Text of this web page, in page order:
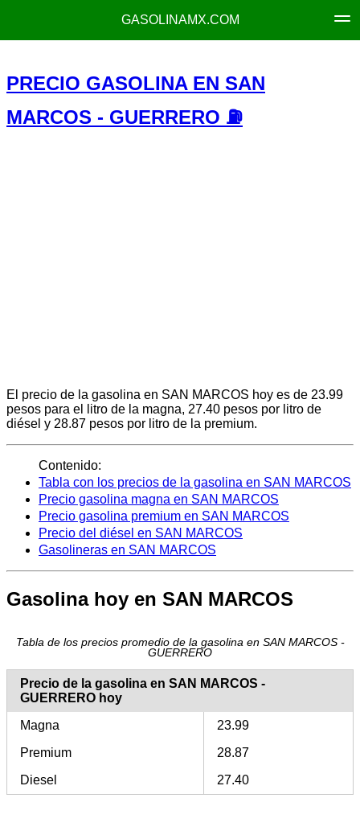
GASOLINAMX.COM
PRECIO GASOLINA EN SAN
MARCOS - GUERRERO ⛽
El precio de la gasolina en SAN MARCOS hoy es de 23.99
pesos para el litro de la magna, 27.40 pesos por litro de
diésel y 28.87 pesos por litro de la premium.
Contenido:
Tabla con los precios de la gasolina en SAN MARCOS
Precio gasolina magna en SAN MARCOS
Precio gasolina premium en SAN MARCOS
Precio del diésel en SAN MARCOS
Gasolineras en SAN MARCOS
Gasolina hoy en SAN MARCOS
Tabla de los precios promedio de la gasolina en SAN MARCOS -
GUERRERO
Precio de la gasolina en SAN MARCOS -
GUERRERO hoy
Magna
23.99
Premium
28.87
Diesel
27.40